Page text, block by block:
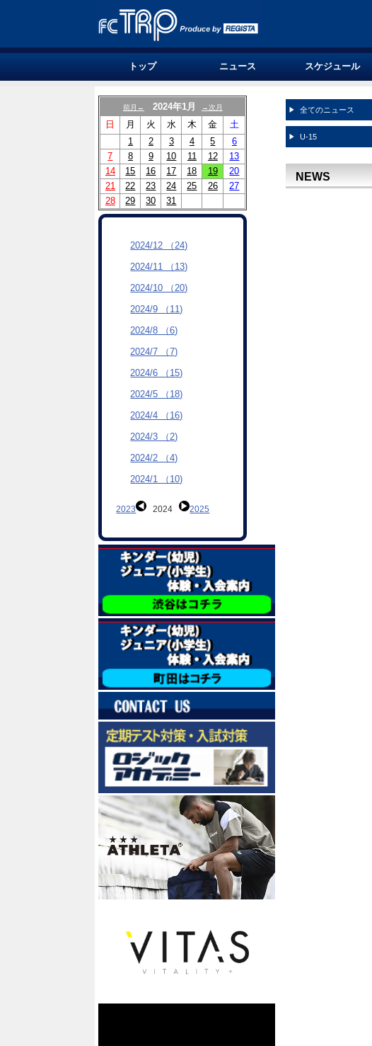
トップ ニュース スケジュール
全てのニュース
U-15
NEWS
前月← 2024年1月 →次月
日 月 火 水 木 金
土
1
2 3 4 5
6
7
8 9 10 11 12
13
14
15 16 17 18 19
20
21
22 23 24 25 26
27
28
29 30 31
2024/12 （24)
2024/11 （13)
2024/10 （20)
2024/9 （11)
2024/8 （6)
2024/7 （7)
2024/6 （15)
2024/5 （18)
2024/4 （16)
2024/3 （2)
2024/2 （4)
2024/1 （10)
2023 2024 2025